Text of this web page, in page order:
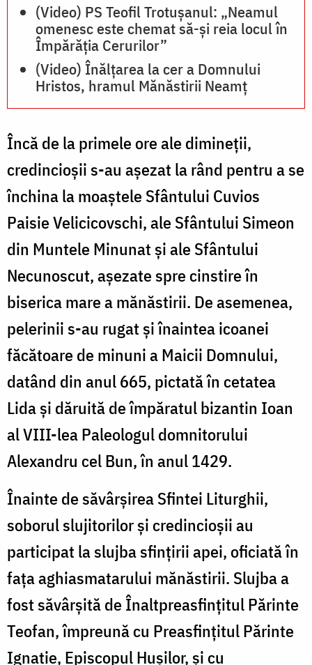
(Video) PS Teofil Trotușanul: „Neamul
omenesc este chemat să-și reia locul în
Împărăția Cerurilor”
(Video) Înălțarea la cer a Domnului
Hristos, hramul Mănăstirii Neamț
Încă de la primele ore ale dimineții,
credincioșii s-au așezat la rând pentru a se
închina la moaștele Sfântului Cuvios
Paisie Velicicovschi, ale Sfântului Simeon
din Muntele Minunat și ale Sfântului
Necunoscut, așezate spre cinstire în
biserica mare a mănăstirii. De asemenea,
pelerinii s-au rugat și înaintea icoanei
făcătoare de minuni a Maicii Domnului,
datând din anul 665, pictată în cetatea
Lida și dăruită de împăratul bizantin Ioan
al VIII-lea Paleologul domnitorului
Alexandru cel Bun, în anul 1429.
Înainte de săvârșirea Sfintei Liturghii,
soborul slujitorilor și credincioșii au
participat la slujba sfințirii apei, oficiată în
fața aghiasmatarului mănăstirii. Slujba a
fost săvârșită de Înaltpreasfințitul Părinte
Teofan, împreună cu Preasfințitul Părinte
Ignatie, Episcopul Hușilor, și cu